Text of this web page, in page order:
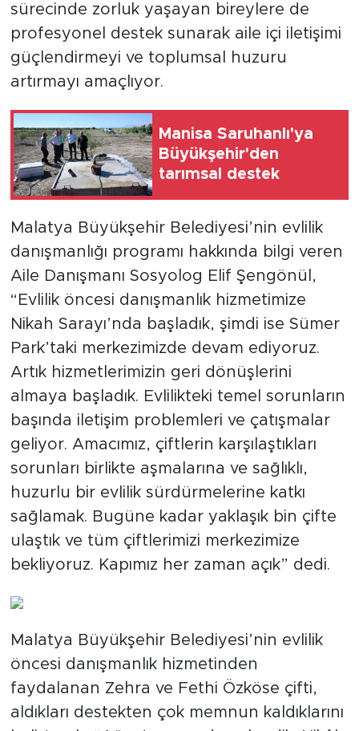
sürecinde zorluk yaşayan bireylere de
profesyonel destek sunarak aile içi iletişimi
güçlendirmeyi ve toplumsal huzuru
artırmayı amaçlıyor.
Manisa Saruhanlı'ya
Büyükşehir'den
tarımsal destek
Malatya Büyükşehir Belediyesi’nin evlilik
danışmanlığı programı hakkında bilgi veren
Aile Danışmanı Sosyolog Elif Şengönül,
“Evlilik öncesi danışmanlık hizmetimize
Nikah Sarayı’nda başladık, şimdi ise Sümer
Park’taki merkezimizde devam ediyoruz.
Artık hizmetlerimizin geri dönüşlerini
almaya başladık. Evlilikteki temel sorunların
başında iletişim problemleri ve çatışmalar
geliyor. Amacımız, çiftlerin karşılaştıkları
sorunları birlikte aşmalarına ve sağlıklı,
huzurlu bir evlilik sürdürmelerine katkı
sağlamak. Bugüne kadar yaklaşık bin çifte
ulaştık ve tüm çiftlerimizi merkezimize
bekliyoruz. Kapımız her zaman açık” dedi.
Malatya Büyükşehir Belediyesi’nin evlilik
öncesi danışmanlık hizmetinden
faydalanan Zehra ve Fethi Özköse çifti,
aldıkları destekten çok memnun kaldıklarını